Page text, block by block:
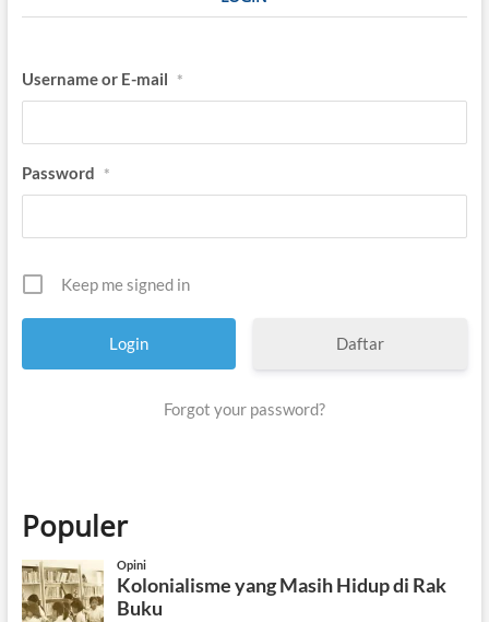
Username or E-mail *
Password *
Keep me signed in
Daftar
Forgot your password?
Populer